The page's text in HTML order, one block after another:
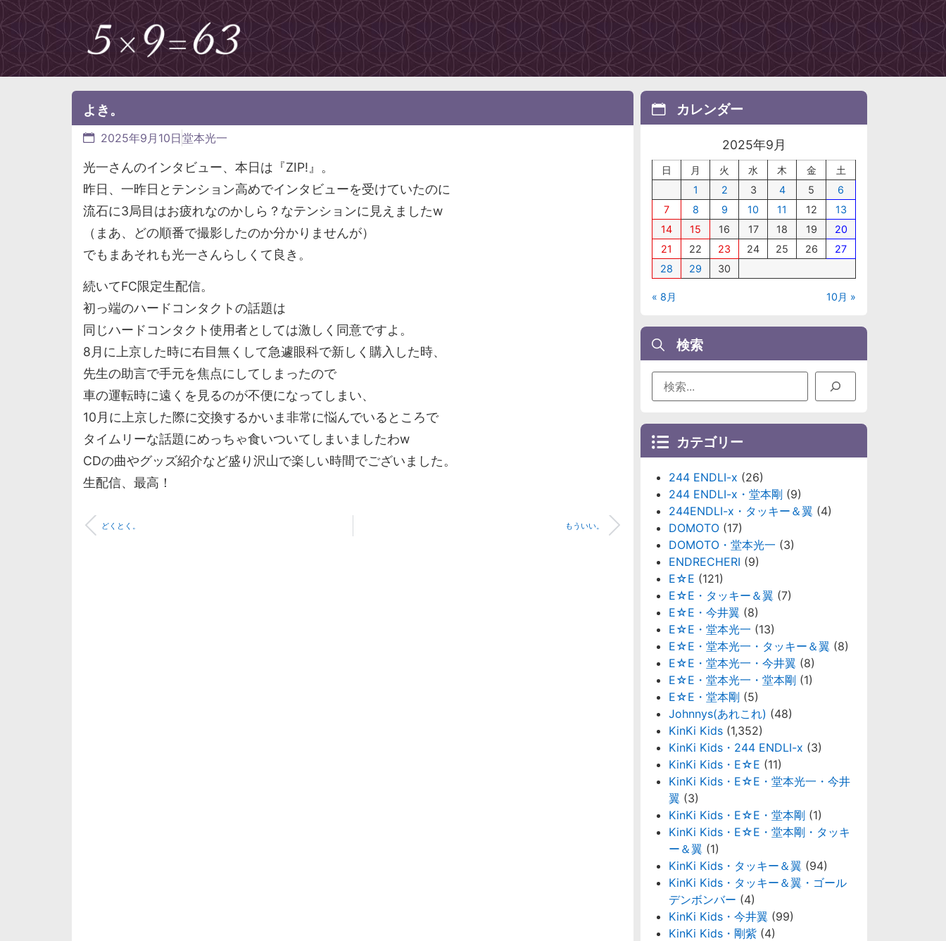
よき。
2025年9月10日堂本光一
光一さんのインタビュー、本日は『ZIP!』。
昨日、一昨日とテンション高めでインタビューを受けていたのに
流石に3局目はお疲れなのかしら？なテンションに見えましたw
（まあ、どの順番で撮影したのか分かりませんが）
でもまあそれも光一さんらしくて良き。
続いてFC限定生配信。
初っ端のハードコンタクトの話題は
同じハードコンタクト使用者としては激しく同意ですよ。
8月に上京した時に右目無くして急遽眼科で新しく購入した時、
先生の助言で手元を焦点にしてしまったので
車の運転時に遠くを見るのが不便になってしまい、
10月に上京した際に交換するかいま非常に悩んでいるところで
タイムリーな話題にめっちゃ食いついてしまいましたわw
CDの曲やグッズ紹介など盛り沢山で楽しい時間でございました。
生配信、最高！
どくとく。 もういい。
カレンダー
2025年9月
日 月 火 水 木 金
土
1
2 3 4 5
6
7
8 9 10 11 12
13
14
15 16 17 18 19
20
21
22 23 24 25 26
27
28
29 30
« 8月 10月 »
検索
カテゴリー
244 ENDLI-x (26)
244 ENDLI-x・堂本剛 (9)
244ENDLI-x・タッキー＆翼 (4)
DOMOTO (17)
DOMOTO・堂本光一 (3)
ENDRECHERI (9)
E☆E (121)
E☆E・タッキー＆翼 (7)
E☆E・今井翼 (8)
E☆E・堂本光一 (13)
E☆E・堂本光一・タッキー＆翼 (8)
E☆E・堂本光一・今井翼 (8)
E☆E・堂本光一・堂本剛 (1)
E☆E・堂本剛 (5)
Johnnys(あれこれ) (48)
KinKi Kids (1,352)
KinKi Kids・244 ENDLI-x (3)
KinKi Kids・E☆E (11)
KinKi Kids・E☆E・堂本光一・今井
翼 (3)
KinKi Kids・E☆E・堂本剛 (1)
KinKi Kids・E☆E・堂本剛・タッキ
ー＆翼 (1)
KinKi Kids・タッキー＆翼 (94)
KinKi Kids・タッキー＆翼・ゴール
デンボンバー (4)
KinKi Kids・今井翼 (99)
KinKi Kids・剛紫 (4)